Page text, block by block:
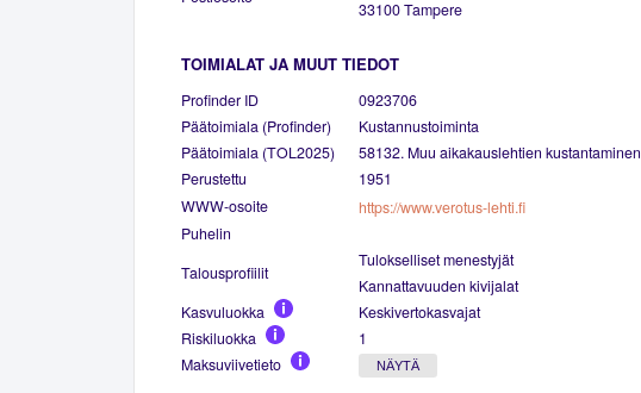
33100 Tampere
TOIMIALAT JA MUUT TIEDOT
Profinder ID
0923706
Päätoimiala (Profinder)
Kustannustoiminta
Päätoimiala (TOL2025)
58132. Muu aikakauslehtien kustantaminen
Perustettu
1951
WWW-osoite
https://www.verotus-lehti.fi
Puhelin
Talousprofiilit
Tulokselliset menestyjät
Kannattavuuden kivijalat
Kasvuluokka
Keskivertokasvajat
Riskiluokka
1
Maksuviivetieto
NÄYTÄ